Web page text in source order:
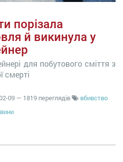
порізала
й викинула у
для побутового сміття з
смерті
09 — 1819 переглядів
вбивство